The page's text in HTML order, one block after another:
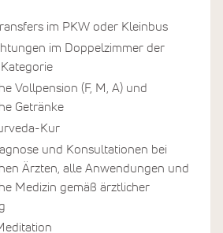
im PKW oder Kleinbus
im Doppelzimmer der
Vollpension (F, M, A) und
Getränke
Kur
und Konsultationen bei
Ärzten, alle Anwendungen und
Medizin gemäß ärztlicher